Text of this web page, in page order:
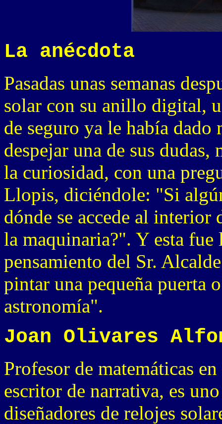
La anécdota
Pasadas unas semanas
solar con su anillo digital,
de seguro ya le había
despejar una de sus
la curiosidad, con una
Llopis, diciéndole: "Si
dónde se accede al interior
la maquinaria?". Y esta fue
pensamiento del Sr.
pintar una pequeña puerta
astronomía".
Joan Olivares
Profesor de matemáticas
escritor de narrativa, es
diseñadores de relojes